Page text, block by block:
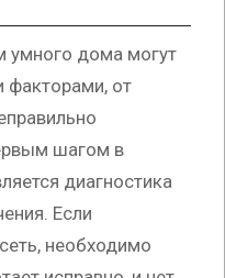
дома могут
от
шагом в
диагностика
Если
необходимо